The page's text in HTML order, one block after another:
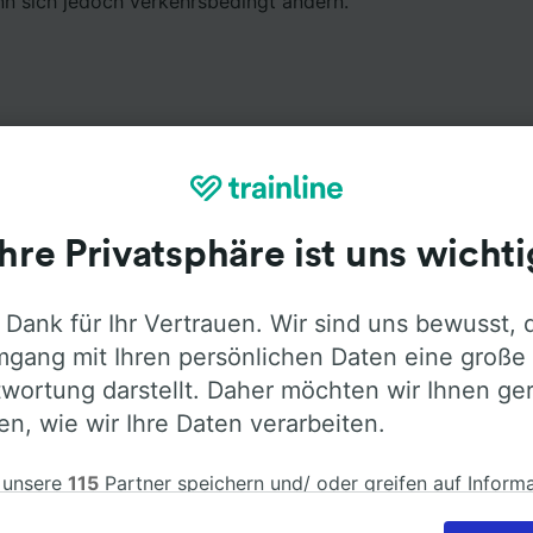
Ausstattung an Bord
Katowice nach Wien mitFlixbus fahren. Öffnen Sie die
über die Busausstattung der Anbieter zu
Klimaanlage Barrierefreiheit Gepäck
Ihre Privatsphäre ist uns
für Ihr Vertrauen. Wir sind uns bewusst,
mit Ihren persönlichen Daten eine große
darstellt. Daher möchten wir Ihnen
wie wir Ihre Daten verarbeiten.
115 Partner speichern und/ oder greifen auf